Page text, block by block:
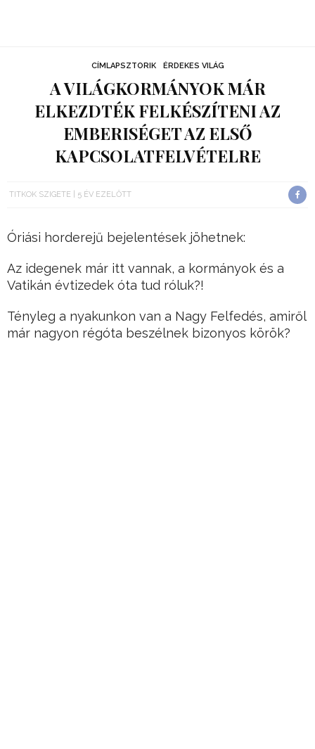
CÍMLAPSZTORIK ÉRDEKES VILÁG
A VILÁGKORMÁNYOK MÁR
ELKEZDTÉK FELKÉSZÍTENI AZ
EMBERISÉGET AZ ELSŐ
KAPCSOLATFELVÉTELRE
TITKOK SZIGETE 5 ÉV EZELŐTT
Óriási horderejű bejelentések jöhetnek:
Az idegenek már itt vannak, a kormányok és a
Vatikán évtizedek óta tud róluk?!
Tényleg a nyakunkon van a Nagy Felfedés, amiről
már nagyon régóta beszélnek bizonyos körök?